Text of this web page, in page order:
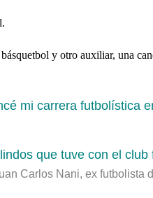
y otro auxiliar, una
mi carrera futbolística
que tuve con el club
Carlos Nani, ex futbolista